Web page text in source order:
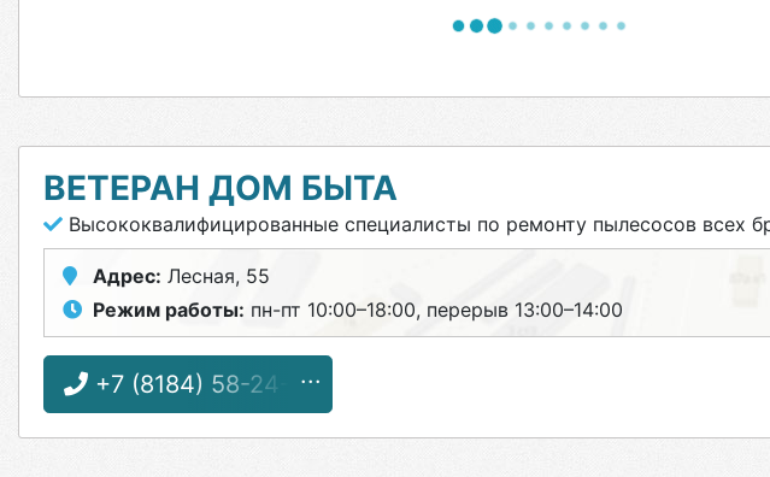
ВЕТЕРАН ДОМ БЫТА
Высококвалифицированные специалисты по ремонту пылесосов всех
Адрес: Лесная, 55
Режим работы: пн-пт 10:00–18:00, перерыв 13:00–14:00
+7 (8184) 58-24-11